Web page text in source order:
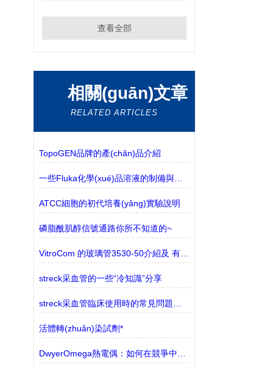
查看全部
相關(guān)文章
RELATED ARTICLES
TopoGEN品牌的產(chǎn)品介紹
一些Fluka化學(xué)品溶液的制備與使用說明
ATCC細胞的初代培養(yǎng)實驗說明
磷脂酰肌醇信號通路你所不知道的~
VitroCom 的玻璃管3530-50介紹及 有 現(xiàn)貨
streck采血管的一些“冷知識”分享
活體轉(zhuǎn)染試劑*